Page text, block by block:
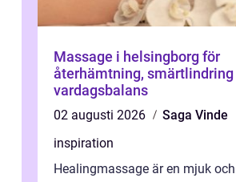
Massage i helsingborg för
återhämtning, smärtlindring
vardagsbalans
02 augusti 2026
Saga Vinde
inspiration
Healingmassage är en mjuk